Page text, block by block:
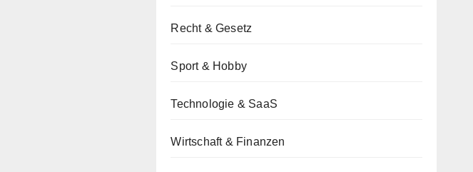
Recht & Gesetz
Sport & Hobby
Technologie & SaaS
Wirtschaft & Finanzen